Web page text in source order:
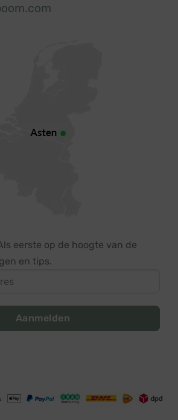
eerste op de hoogte van de
en tips.
Aanmelden